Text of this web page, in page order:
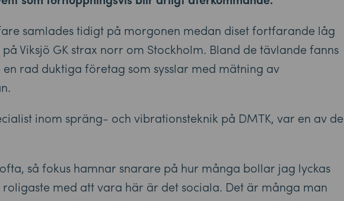
samlades tidigt på morgonen medan diset fortfarande låg
Viksjö GK strax norr om Stockholm. Bland de tävlande fanns
rad duktiga företag som sysslar med mätning av
inom spräng- och vibrationsteknik på DMTK, var en av de
så fokus hamnar snarare på hur många bollar jag lyckas
med att vara här är det sociala. Det är många man